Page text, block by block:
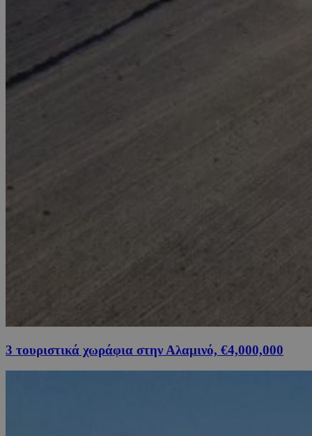
3 τουριστικά χωράφια στην Αλαμινό, €4,000,000